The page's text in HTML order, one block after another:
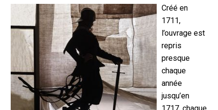
Créé en
1711,
l’ouvrage est
repris
presque
chaque
année
jusqu’en